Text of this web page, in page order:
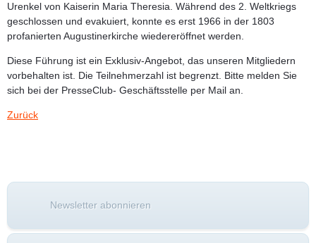
Urenkel von Kaiserin Maria Theresia. Während des 2. Weltkriegs
geschlossen und evakuiert, konnte es erst 1966 in der 1803
profanierten Augustinerkirche wiedereröffnet werden.
Diese Führung ist ein Exklusiv-Angebot, das unseren Mitgliedern
vorbehalten ist. Die Teilnehmerzahl ist begrenzt. Bitte melden Sie
sich bei der PresseClub- Geschäftsstelle per Mail an.
Zurück
Newsletter abonnieren